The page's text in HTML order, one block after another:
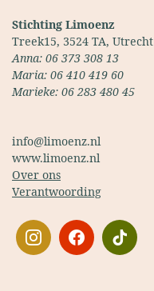
Stichting Limoenz
Treek15, 3524 TA, Utrecht
Anna: 06 373 308 13
Maria: 06 410 419 60
Marieke: 06 283 480 45
info@limoenz.nl
www.limoenz.nl
Over ons
Verantwoording